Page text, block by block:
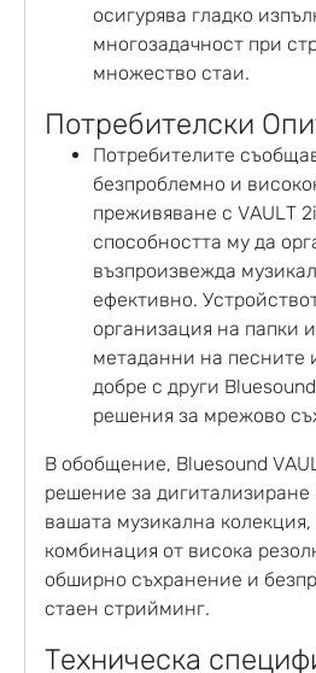
осигурява гладко
многозадачност при
множество стаи.
Потребителски
Потребителите
безпроблемно и
преживяване с VAULT
способността му да
възпроизвежда
ефективно.
организация на папки
метаданни на песните
добре с други
решения за мрежово
В обобщение, Bluesound
решение за
вашата музикална
комбинация от висока
обширно съхранение и
стаен стрийминг.
Техническа